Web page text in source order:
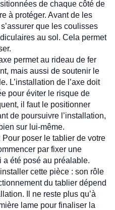
de chaque côté de
à protéger. Avant de les
que les coulisses
au sol. Cela permet
permet au rideau de fer
mais aussi de soutenir le
L’installation de l’axe doit
pour éviter le risque de
il faut le positionner
de poursuivre l’installation,
sur lui-même.
Pour poser le tablier de votre
par fixer une
a été posé au préalable.
cette pièce : son rôle
du tablier dépend
Il ne reste plus qu’à
lame pour finaliser la